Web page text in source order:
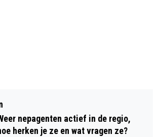
ALBERT METSELAAR IN
MOS UIT
JAAR GETROUWD
nepagenten actief in de regio,
herken je ze en wat vragen ze?